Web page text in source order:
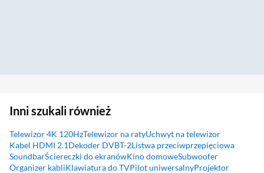
Inni szukali również
Telewizor 4K 120HzTelewizor na ratyUchwyt na telewizor
Kabel HDMI 2.1Dekoder DVBT-2Listwa przeciwprzepięciowa
SoundbarŚciereczki do ekranówKino domoweSubwoofer
Organizer kabliKlawiatura do TVPilot uniwersalnyProjektor